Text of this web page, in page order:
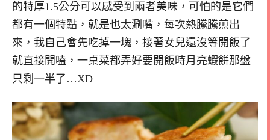
的特厚1.5公分可以感受到兩者美味，可怕的是它們
都有一個特點，就是也太涮嘴，每次熱騰騰煎出
來，我自己會先吃掉一塊，接著女兒還沒等開飯了
就直接開嗑，一桌菜都弄好要開飯時月亮蝦餅那盤
只剩一半了…XD